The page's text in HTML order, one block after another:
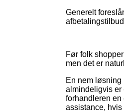
Generelt
Før folk
men det er
En nem
almindeligvis er
forhandleren en
assistance,